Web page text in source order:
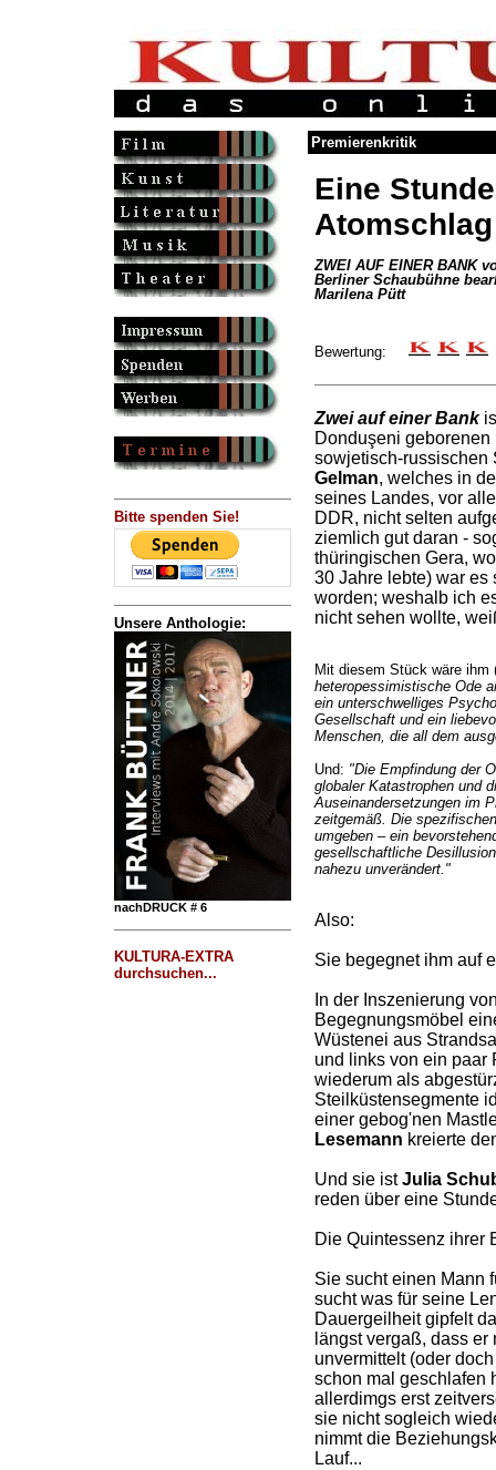
Bitte spenden Sie!
Unsere Anthologie:
nachDRUCK # 6
KULTURA-EXTRA
durchsuchen...
Premierenkritik
Eine
Atomschlag
ZWEI AUF EINER BANK
Berliner Schaubühne
Marilena Pütt
Bewertung:
Zwei auf einer Bank
Donduşeni
sowjetisch-russischen
Gelman, welches in
seines Landes, vor
DDR, nicht selten
ziemlich gut daran -
thüringischen Gera,
30 Jahre lebte) war es
worden; weshalb ich
nicht sehen wollte,
Mit diesem Stück wäre
heteropessimistische Ode
ein unterschwelliges
Gesellschaft und ein
Menschen, die all dem
Und: "Die Empfindung der
globaler Katastrophen und
Auseinandersetzungen im
zeitgemäß. Die
umgeben – ein
gesellschaftliche
nahezu unverändert."
Also:
Sie begegnet ihm auf
In der Inszenierung
Begegnungsmöbel
Wüstenei aus
und links von ein paar
wiederum als
Steilküstensegmente
einer gebog'nen
Lesemann kreierte
Und sie istJulia
reden über eine
Die Quintessenz ihrer
Sie sucht einen Mann
sucht was für seine
Dauergeilheit gipfelt
längst vergaß, dass
unvermittelt (oder
schon mal geschlafen
allerdimgs erst
sie nicht sogleich
nimmt die
Lauf...